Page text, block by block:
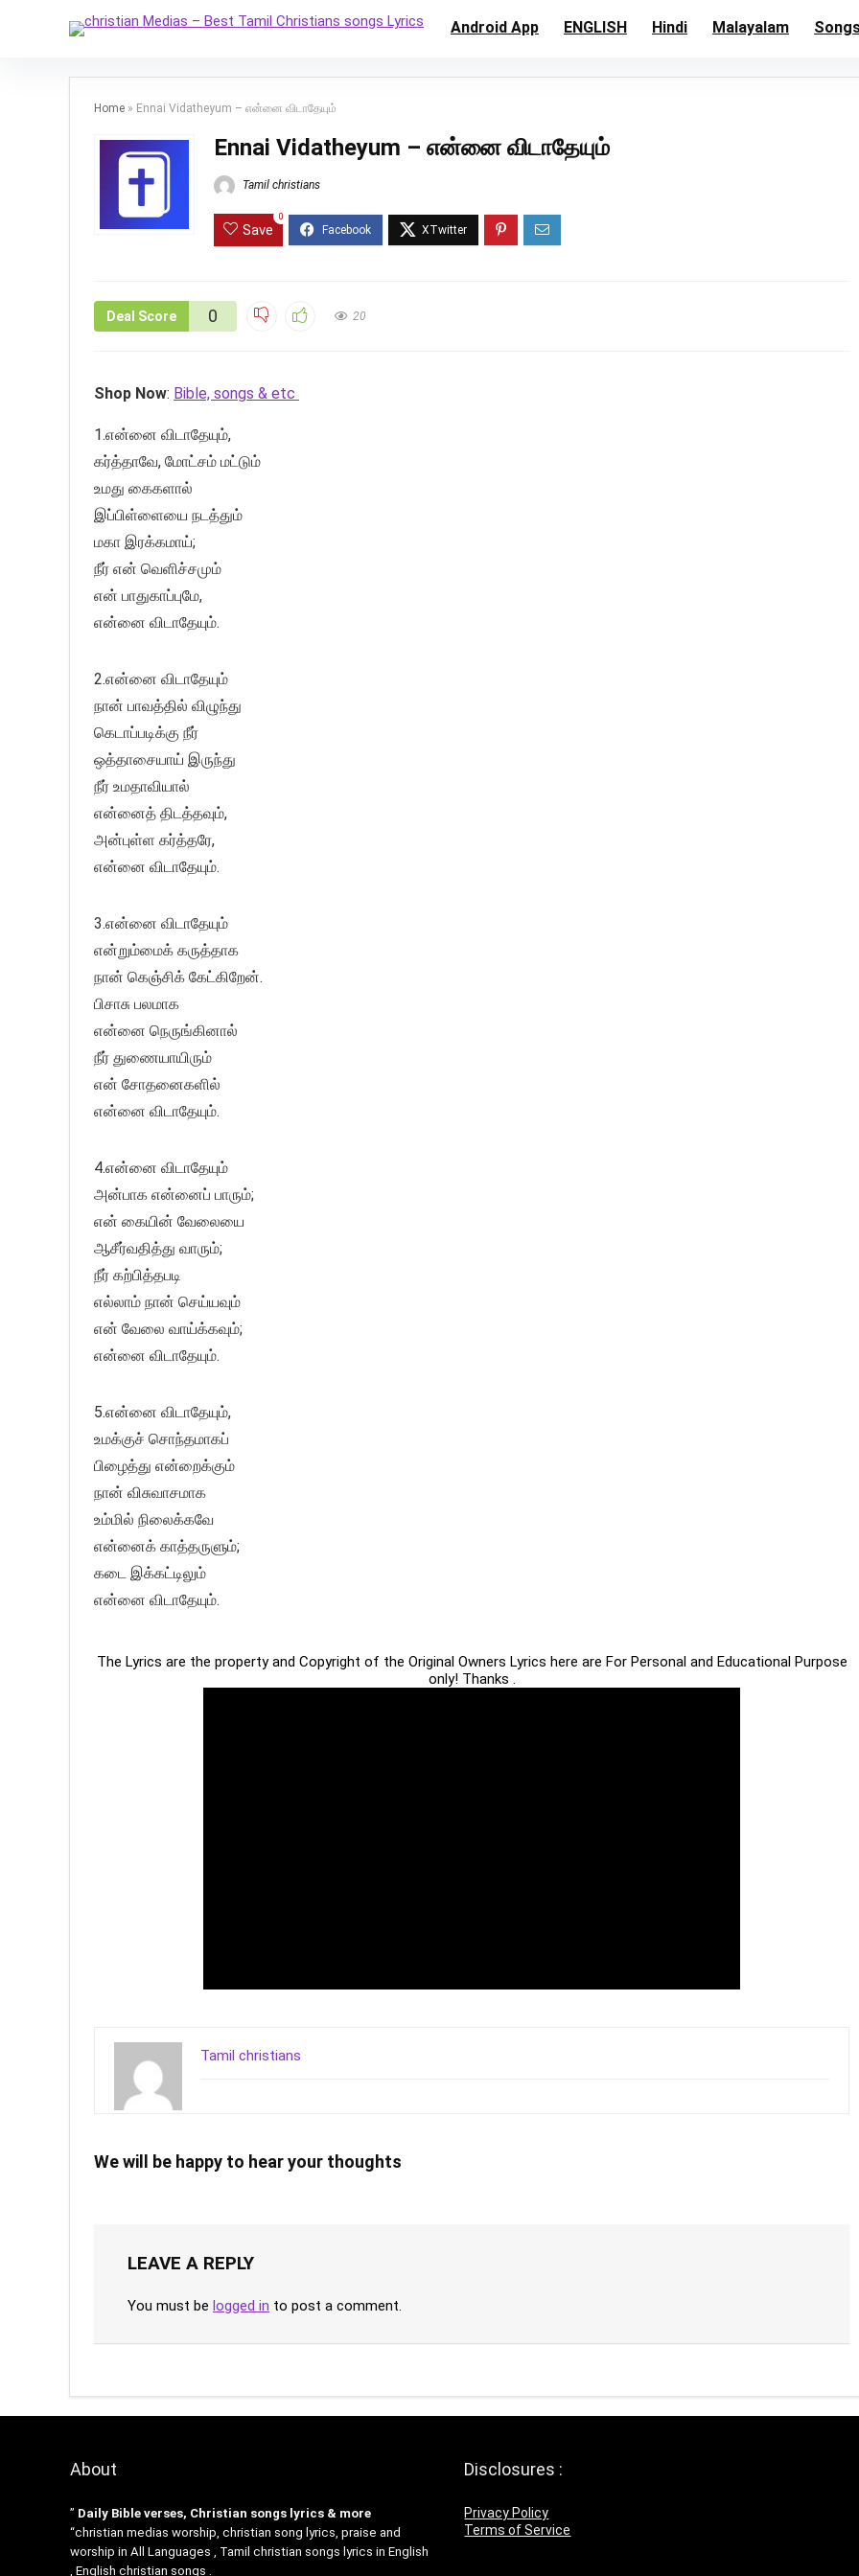
Android App ENGLISH Hindi Malayalam
Home » Ennai Vidatheyum – என்னை விடாதேயும்
Ennai Vidatheyum – என்னை விடாதேயும்
Tamil christians
Save
0
Deal Score 0 20
Shop Now: Bible, songs & etc
1.என்னை விடாதேயும்,
கர்த்தாவே, மோட்சம் மட்டும்
உமது கைகளால்
இப்பிள்ளையை நடத்தும்
மகா இரக்கமாய்;
நீர் என் வெளிச்சமும்
என் பாதுகாப்புமே,
என்னை விடாதேயும்.
2.என்னை விடாதேயும்
நான் பாவத்தில் விழுந்து
கெடாப்படிக்கு நீர்
ஒத்தாசையாய் இருந்து
நீர் உமதாவியால்
என்னைத் திடத்தவும்,
அன்புள்ள கர்த்தரே,
என்னை விடாதேயும்.
3.என்னை விடாதேயும்
என்றும்மைக் கருத்தாக
நான் கெஞ்சிக் கேட்கிறேன்.
பிசாசு பலமாக
என்னை நெருங்கினால்
நீர் துணையாயிரும்
என் சோதனைகளில்
என்னை விடாதேயும்.
4.என்னை விடாதேயும்
அன்பாக என்னைப் பாரும்;
என் கையின் வேலையை
ஆசீர்வதித்து வாரும்;
நீர் கற்பித்தபடி
எல்லாம் நான் செய்யவும்
என் வேலை வாய்க்கவும்;
என்னை விடாதேயும்.
5.என்னை விடாதேயும்,
உமக்குச் சொந்தமாகப்
பிழைத்து என்றைக்கும்
நான் விசுவாசமாக
உம்மில் நிலைக்கவே
என்னைக் காத்தருளும்;
கடை இக்கட்டிலும்
என்னை விடாதேயும்.
The Lyrics are the property and Copyright of the Original Owners Lyrics here are For Personal and Educational Purpose
only! Thanks .
Tamil christians
We will be happy to hear your thoughts
LEAVE A REPLY
You must be logged in to post a comment.
About
” Daily Bible verses, Christian songs lyrics & more
“christian medias worship, christian song lyrics, praise and
worship in All Languages , Tamil christian songs lyrics in English
, English christian songs .
Disclosures :
Privacy Policy
Terms of Service